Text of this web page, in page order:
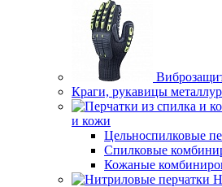
Краги, рукавицы
и кожи
Цельноспилковые
Спилковые
Кожаные